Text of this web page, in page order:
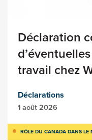
Déclaration
travail chez
Déclarations
1 août 2026
RÔLE DU CANADA DANS LE